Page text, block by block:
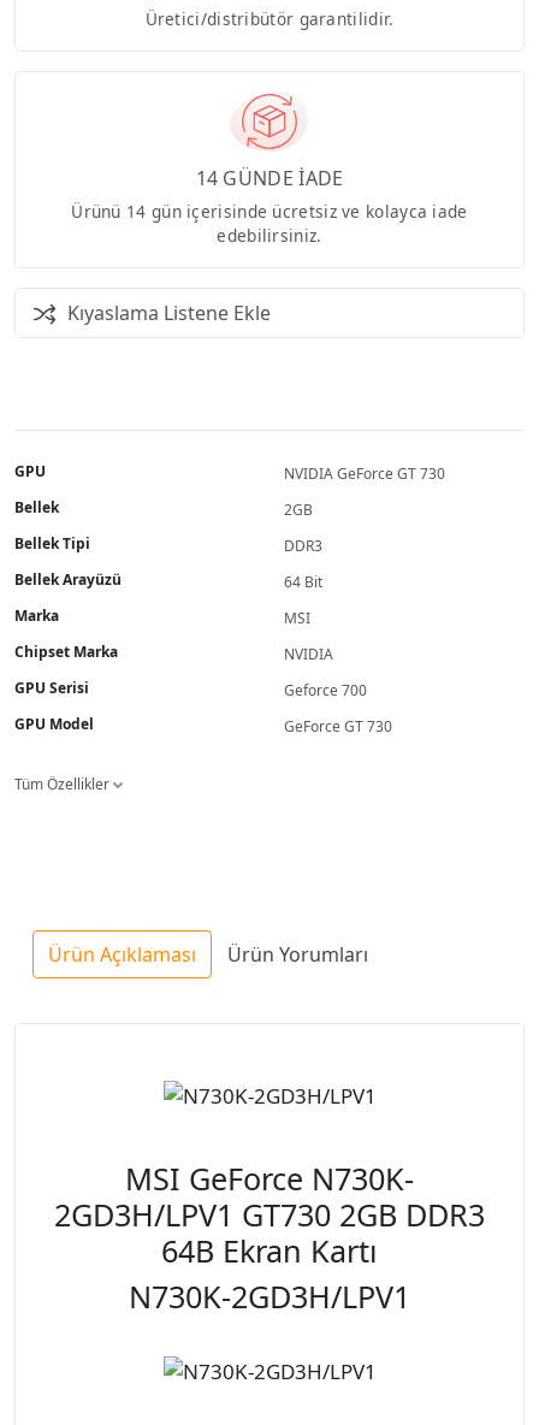
Üretici/distribütör garantilidir.
14 GÜNDE İADE
Ürünü 14 gün içerisinde ücretsiz ve kolayca iade
edebilirsiniz.
Kıyaslama Listene Ekle
GPU
NVIDIA GeForce GT 730
Bellek
2GB
Bellek Tipi
DDR3
Bellek Arayüzü
64 Bit
Marka
MSI
Chipset Marka
NVIDIA
GPU Serisi
Geforce 700
GPU Model
GeForce GT 730
Tüm Özellikler
Ürün Açıklaması Ürün Yorumları
MSI GeForce N730K-
2GD3H/LPV1 GT730 2GB DDR3
64B Ekran Kartı
N730K-2GD3H/LPV1